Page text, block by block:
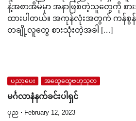
နဲ့အစာအိမ်မှာ အနာဖြစ်တဲ့သူတွေကို စာ
ထားပါတယ်။ အကုန်လုံးအတွက် ကန်စွန်
တချို့လူတွေ စားသုံးတဲ့အခါ […]
ပညာပေး အထွေထွေဗဟုသုတ
မင်္ဂလာနံနက်ခင်းပါရှင်
ပုည February 12, 2023